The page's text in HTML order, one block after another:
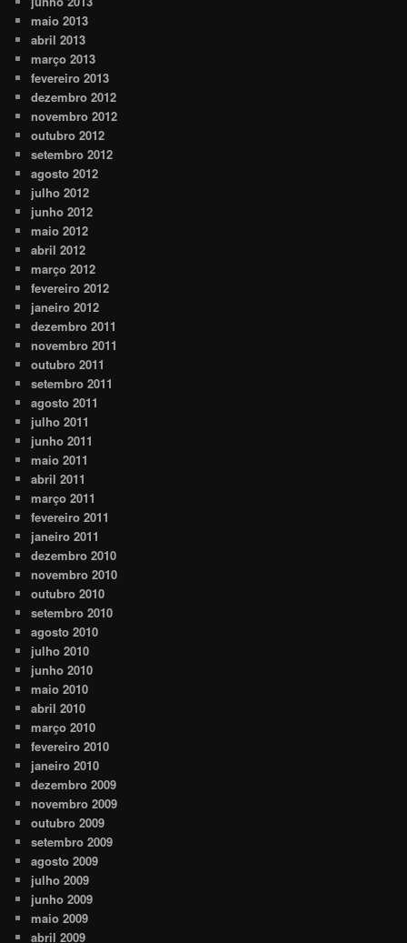
maio 2013
abril 2013
março 2013
fevereiro 2013
dezembro 2012
novembro 2012
outubro 2012
setembro 2012
agosto 2012
julho 2012
junho 2012
maio 2012
abril 2012
março 2012
fevereiro 2012
janeiro 2012
dezembro 2011
novembro 2011
outubro 2011
setembro 2011
agosto 2011
julho 2011
junho 2011
maio 2011
abril 2011
março 2011
fevereiro 2011
janeiro 2011
dezembro 2010
novembro 2010
outubro 2010
setembro 2010
agosto 2010
julho 2010
junho 2010
maio 2010
abril 2010
março 2010
fevereiro 2010
janeiro 2010
dezembro 2009
novembro 2009
outubro 2009
setembro 2009
agosto 2009
julho 2009
junho 2009
maio 2009
abril 2009